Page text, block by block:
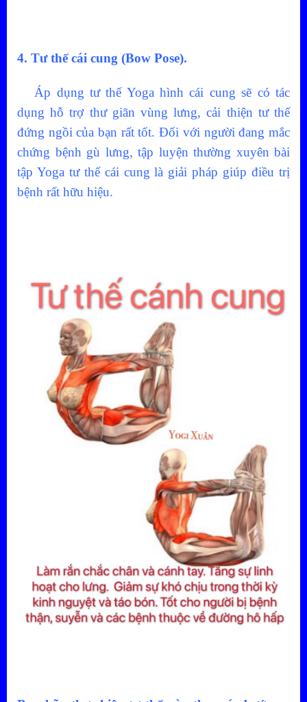
4. Tư thế cái cung (Bow Pose).
Áp dụng tư thế Yoga hình cái cung sẽ có tác
dụng hỗ trợ thư giãn vùng lưng, cải thiện tư thế
đứng ngồi của bạn rất tốt. Đối với người đang mắc
chứng bệnh gù lưng, tập luyện thường xuyên bài
tập Yoga tư thế cái cung là giải pháp giúp điều trị
bệnh rất hữu hiệu.